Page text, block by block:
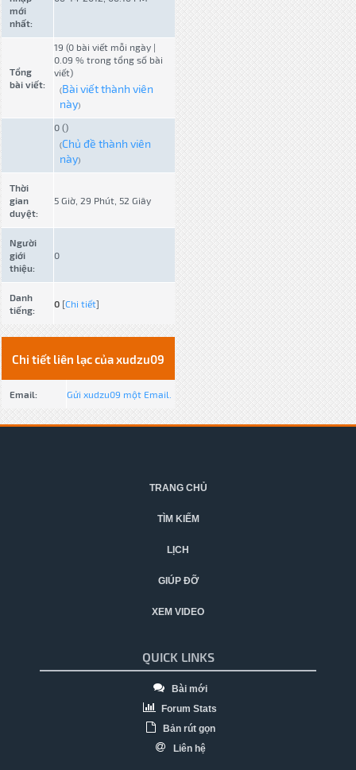
mới
nhất:
Tổng
bài viết:
19 (0 bài viết mỗi ngày |
0.09 % trong tổng số bài
viết)
(Bài viết thành viên
này)
0 ()
(Chủ đề thành viên
này)
Thời
gian
duyệt:
5 Giờ, 29 Phút, 52 Giây
Người
giới
thiệu:
0
Danh
tiếng:
0 [Chi tiết]
Chi tiết liên lạc của xudzu09
Email: Gửi xudzu09 một Email.
TRANG CHỦ
TÌM KIẾM
LỊCH
GIÚP ĐỠ
XEM VIDEO
QUICK LINKS
Bài mới
Forum Stats
Bản rút gọn
Liên hệ